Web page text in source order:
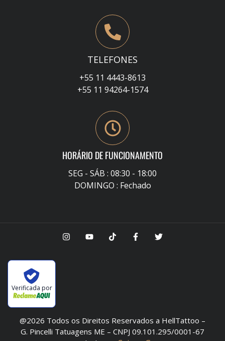
TELEFONES
+55 11 4443-8613
+55 11 94264-1574
HORÁRIO DE FUNCIONAMENTO
SEG - SÁB : 08:30 - 18:00
DOMINGO : Fechado
Verificada por
@2026 Todos os Direitos Reservados a HellTattoo –
G. Pincelli Tatuagens ME – CNPJ 09.101.295/0001-67